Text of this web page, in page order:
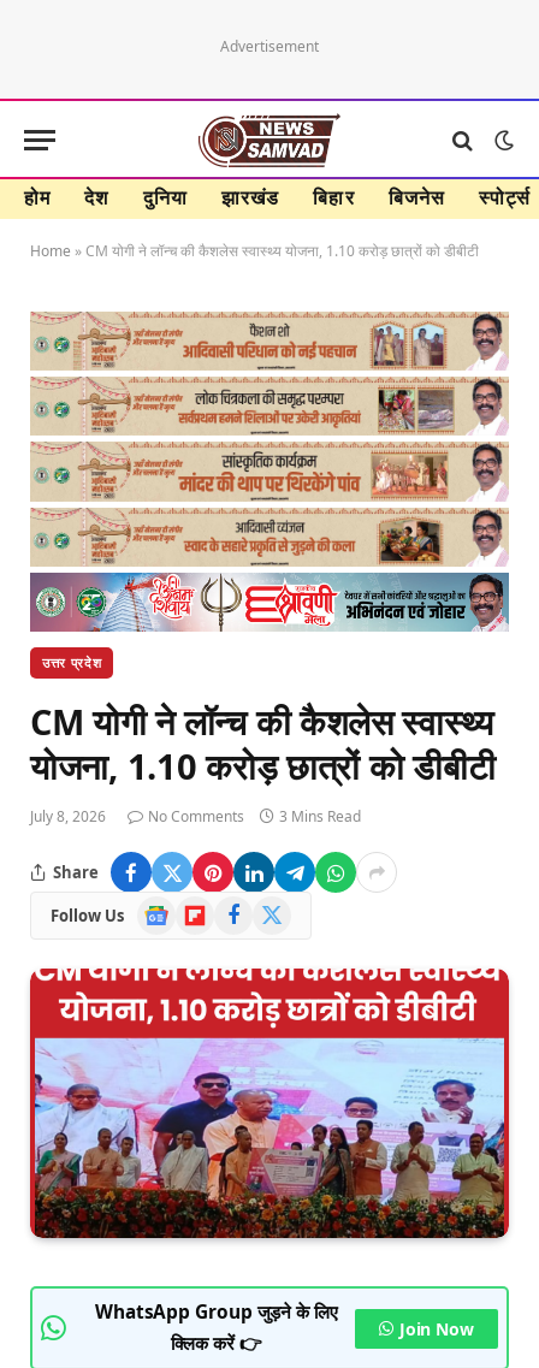
Advertisement
होम देश दुनिया झारखंड बिहार बिजनेस स्पोर्ट्स
Home »CM योगी ने लॉन्च की कैशलेस स्वास्थ्य योजना, 1.10 करोड़ छात्रों को डीबीटी
उत्तर प्रदेश
CM योगी ने लॉन्च की कैशलेस स्वास्थ्य
योजना, 1.10 करोड़ छात्रों को डीबीटी
July 8, 2026 No Comments 3 Mins Read
Share
Follow Us
Google
News
FlipboardFacebook
WhatsApp Group जुड़ने के लिए
क्लिक करें 👉
Join Now